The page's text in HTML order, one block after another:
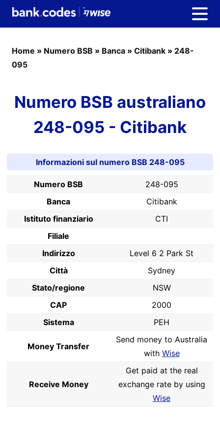
Home » Numero BSB » Banca » Citibank » 248-
095
Numero BSB australiano
248-095 - Citibank
Informazioni sul numero BSB 248-095
Numero BSB
248-095
Banca
Citibank
Istituto finanziario
CTI
Filiale
Indirizzo
Level 6 2 Park St
Città
Sydney
Stato/regione
NSW
CAP
2000
Sistema
PEH
Money Transfer
Send money to Australia
with Wise
Receive Money
Get paid at the real
exchange rate by using
Wise